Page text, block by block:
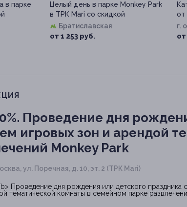
в парке
Целый день в парке Monkey Park
в ТРК Mari со скидкой
Братиславская
от 1 253 руб.
от
г.
от
Проведение дня
игровых зон и арендой
Monkey Park
ул. Поречная, д. 10, эт. 2 (ТРК Mari)